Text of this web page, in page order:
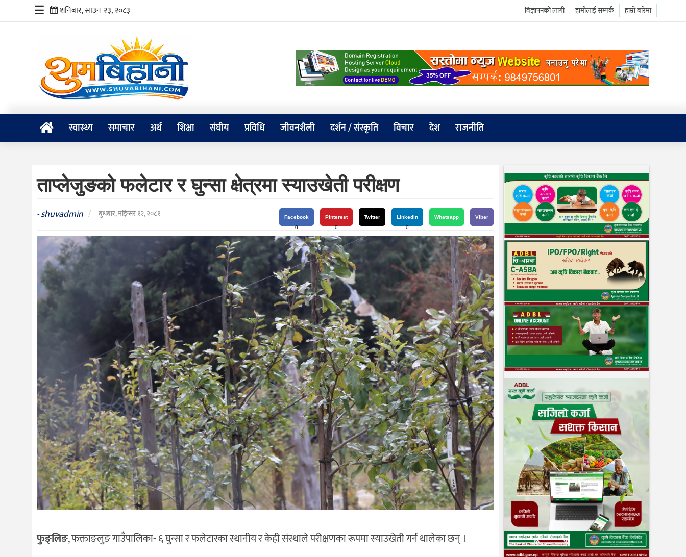
समाचार
संघीय
जीवनशैली
संस्कृति
राजनीति
☰ शनिबार, साउन २३, २०८३ हाम्रो बारेमा
हामीलाई सम्पर्क
विज्ञापनको लागी
स्वास्थ्य समाचार अर्थ शिक्षा संघीय प्रविधि जीवनशैली दर्शन / संस्कृति विचार देश राजनीति
ताप्लेजुङको फलेटार र घुन्सा क्षेत्रमा स्याउखेती परीक्षण
-shuvadmin / बुधबार, मङि्सर १२, २०८१
Facebook
0
Pinterest
0
Twitter
Linkedin
0
Whatsapp Viber
फुङ्लिङ, फक्ताङलुङ गाउँपालिका- ६ घुन्सा र फलेटारका स्थानीय र केही संस्थाले परीक्षणका रूपमा स्याउखेती गर्न थालेका छन् ।